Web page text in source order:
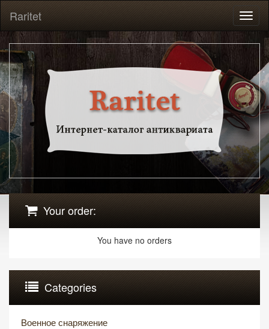
Raritet
Your order:
You have no orders
Categories
Военное снаряжение